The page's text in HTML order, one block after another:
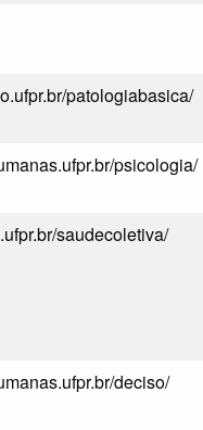
patologiabasica/
psicologia/
saudecoletiva/
deciso/